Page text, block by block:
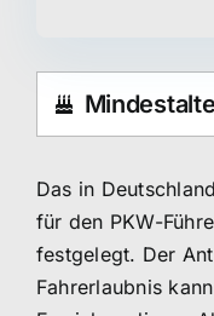
Das in
für den PKW-
festgelegt. Der
Fahrerlaubnis